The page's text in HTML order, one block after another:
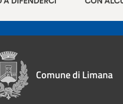
Comune di Limana